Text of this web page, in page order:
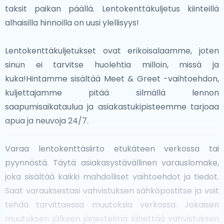
kaduista, nämä kaupungit tarjoavat monipuolisia ja
rikastuttavia kokemuksia vain lyhyen matkan päässä
taksit paikan päällä. Lentokenttäkuljetus kiinteillä
alhaisilla hinnoilla on uusi ylellisyys!
Lentokenttäkuljetukset ovat erikoisalaamme, joten
sinun ei tarvitse huolehtia milloin, missä ja
kuka!Hintamme sisältää Meet & Greet -vaihtoehdon,
kuljettajamme pitää silmällä lennon
saapumisaikataulua ja asiakastukipisteemme tarjoaa
apua ja neuvoja 24/7.
Varaa lentokenttäsiirto etukäteen verkossa tai
pyynnöstä. Täytä asiakasystävällinen varauslomake,
joka sisältää kaikki mahdolliset vaihtoehdot ja tiedot.
Saat varauksestasi vahvistuksen sähköpostitse ja voit
tehdä tarvittaessa muutoksia verkossa. Jokaisen
muutoksen jälkeen järjestelmä lähettää vahvistuksen